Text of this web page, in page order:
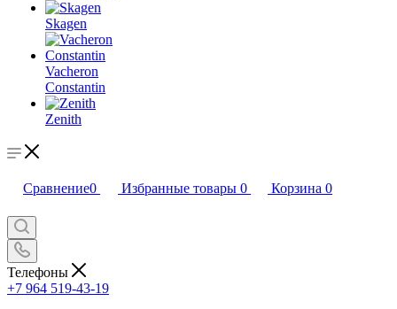
Skagen
Vacheron
Constantin
Zenith
Сравнение0 Избранные товары 0 Корзина 0
Телефоны
+7 964 519-43-19